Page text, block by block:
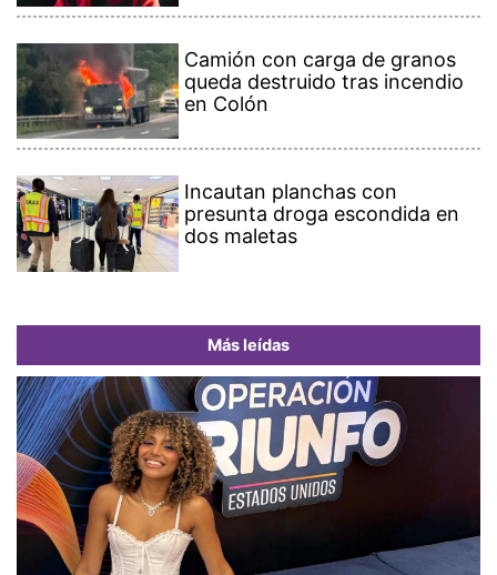
Camión con carga de granos
queda destruido tras incendio
en Colón
Incautan planchas con
presunta droga escondida en
dos maletas
Más leídas